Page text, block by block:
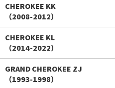
CHEROKEE KK
（2008-2012）
CHEROKEE KL
（2014-2022）
GRAND CHEROKEE ZJ
（1993-1998）